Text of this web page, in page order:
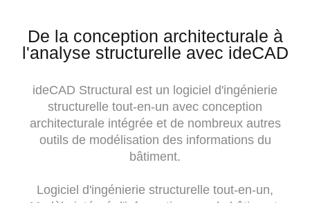
De la conception architecturale à
l'analyse structurelle avec ideCAD
ideCAD Structural est un logiciel d'ingénierie
structurelle tout-en-un avec conception
architecturale intégrée et de nombreux autres
outils de modélisation des informations du
bâtiment.
Logiciel d'ingénierie structurelle tout-en-un,